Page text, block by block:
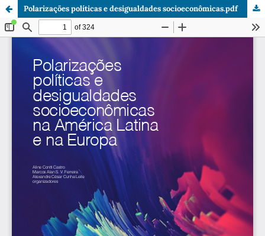
Polarizações políticas e desigualdades socioeconômicas.pdf